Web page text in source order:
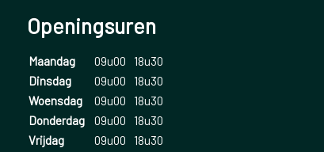
Openingsuren
Maandag 09u00
18u30
Dinsdag
09u00
18u30
Woensdag
09u00
18u30
Donderdag
09u00
18u30
Vrijdag
09u00
18u30